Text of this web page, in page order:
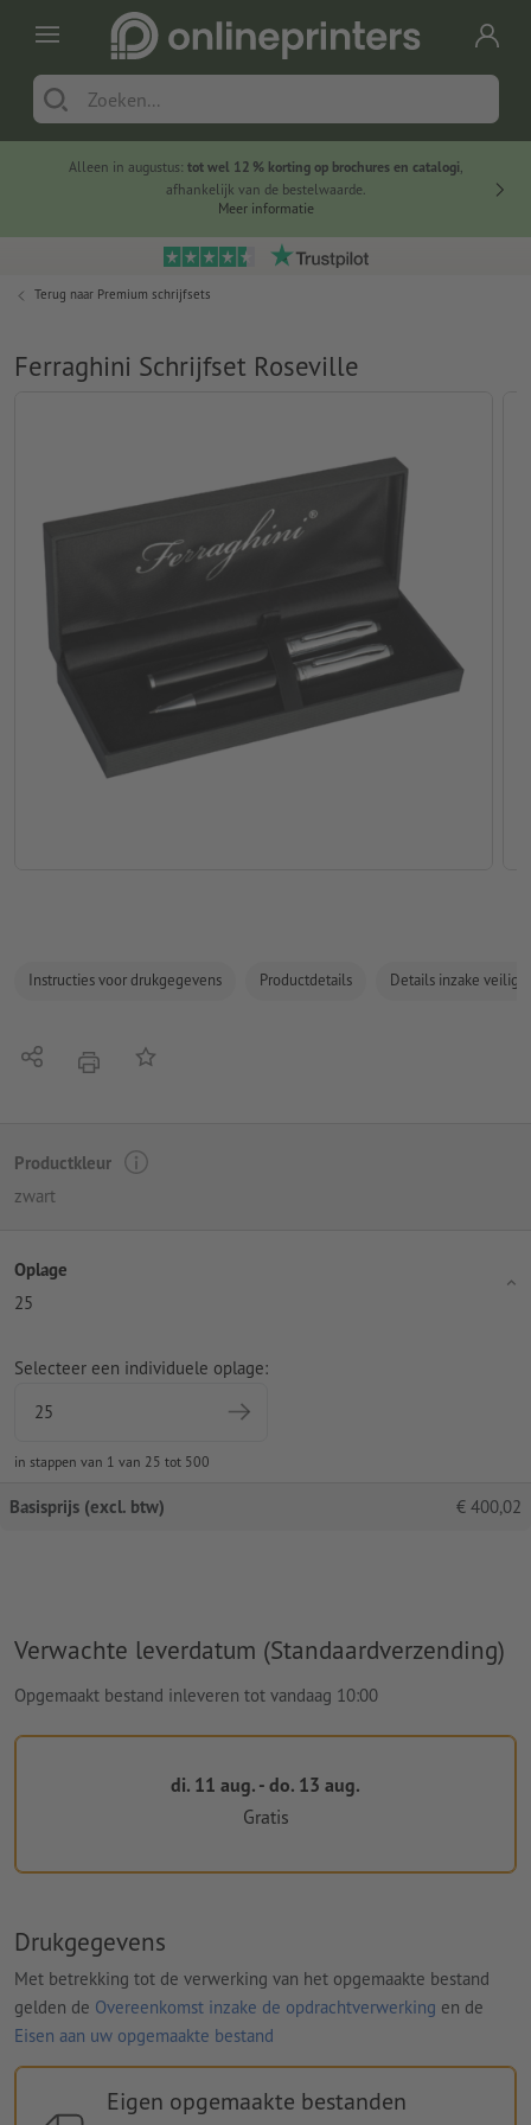
Alleen in augustus: tot wel 12 % korting op brochures en catalogi,
afhankelijk van de bestelwaarde.
Meer informatie
Terug naar Premium schrijfsets
Ferraghini Schrijfset Roseville
Instructies voor drukgegevens Productdetails Details inzake
Delen afdrukkenOp de lijst
Productkleur
zwart
Oplage
25
Selecteer een individuele oplage:
in stappen van 1 van 25 tot 500
Basisprijs (excl. btw) € 400,02
Verwachte leverdatum (Standaardverzending)
Opgemaakt bestand inleveren tot vandaag 10:00
di. 11 aug. - do. 13 aug.
Gratis
Drukgegevens
Met betrekking tot de verwerking van het opgemaakte bestand
gelden de Overeenkomst inzake de opdrachtverwerking en de
Eisen aan uw opgemaakte bestand
Eigen opgemaakte bestanden